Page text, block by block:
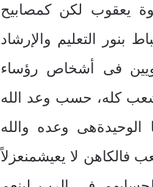
يعقوب لكن كمصابيح
بنور التعليم والإرشاد
فى أشخاص رؤساء
كله، حسب وعد الله
الوحيدةهى وعده والله
لا يعيشمنعزلاً